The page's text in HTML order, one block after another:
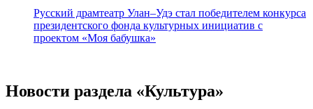
Русский драмтеатр Улан–Удэ стал победителем конкурса
президентского фонда культурных инициатив с
проектом «Моя бабушка»
Новости раздела «Культура»